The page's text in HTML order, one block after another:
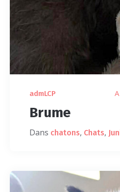
admLCP
Brume
Dans chatons, Chats,